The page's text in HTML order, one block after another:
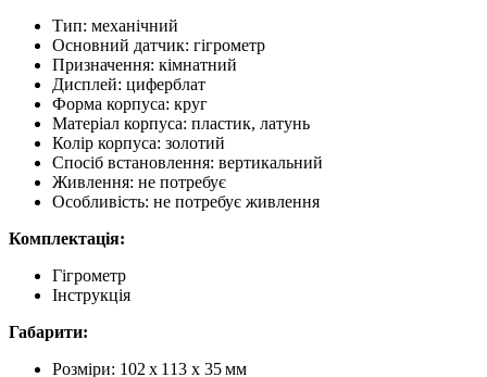
Тип: механічний
Основний датчик: гігрометр
Призначення: кімнатний
Дисплей: циферблат
Форма корпуса: круг
Матеріал корпуса: пластик, латунь
Колір корпуса: золотий
Спосіб встановлення: вертикальний
Живлення: не потребує
Особливість: не потребує живлення
Комплектація:
Гігрометр
Інструкція
Габарити:
Розміри: 102 х 113 х 35 мм